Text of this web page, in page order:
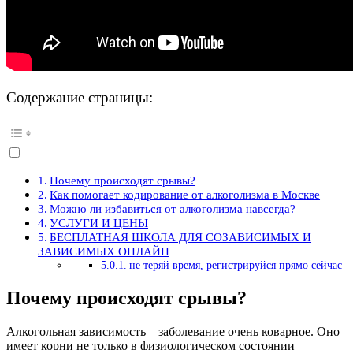
Содержание страницы:
Почему происходят срывы?
Как помогает кодирование от алкоголизма в Москве
Можно ли избавиться от алкоголизма навсегда?
УСЛУГИ И ЦЕНЫ
БЕСПЛАТНАЯ ШКОЛА ДЛЯ СОЗАВИСИМЫХ И
ЗАВИСИМЫХ ОНЛАЙН
не теряй время, регистрируйся прямо сейчас
Почему происходят срывы?
Алкогольная зависимость – заболевание очень коварное. Оно
имеет корни не только в физиологическом состоянии